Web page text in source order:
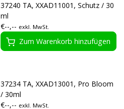
37240 TA, XXAD11001, Schutz / 30
ml
€--,-- exkl. MwSt.
Zum Warenkorb hinzufügen
37234 TA, XXAD13001, Pro Bloom
/ 30ml
€--,-- exkl. MwSt.